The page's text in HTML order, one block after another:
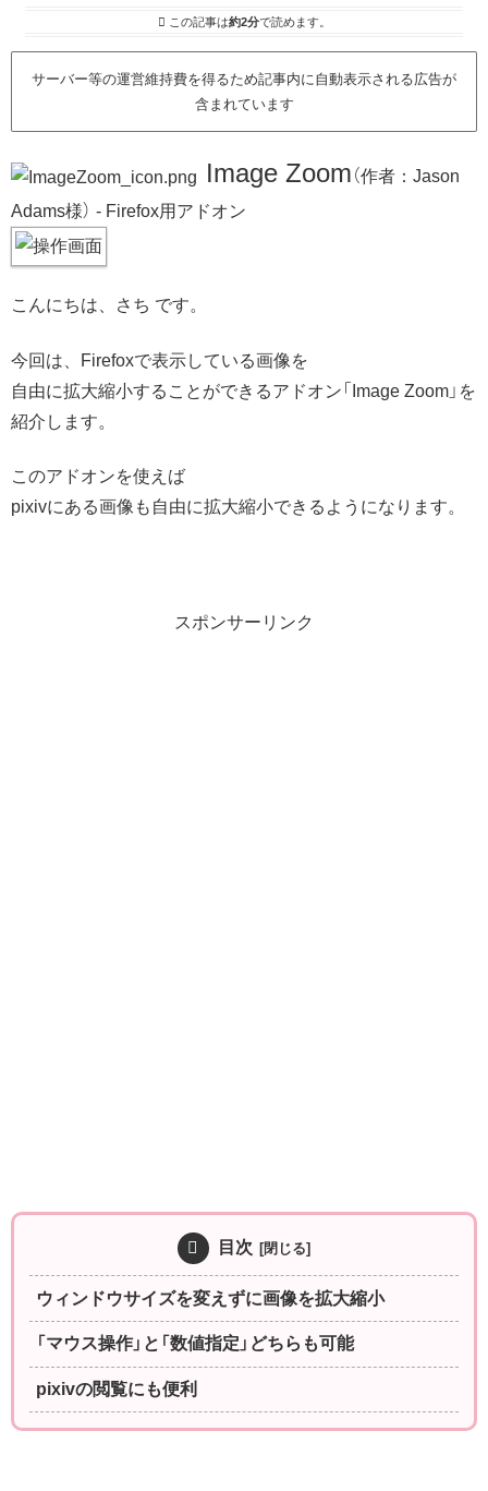
この記事は約2分で読めます。
サーバー等の運営維持費を得るため記事内に自動表示される広告が
含まれています
Image Zoom （作者：Jason
Adams様） - Firefox用アドオン
こんにちは、さち です。
今回は、Firefoxで表示している画像を
自由に拡大縮小することができるアドオン「Image Zoom」を
紹介します。
このアドオンを使えば
pixivにある画像も自由に拡大縮小できるようになります。
スポンサーリンク
目次
ウィンドウサイズを変えずに画像を拡大縮小
「マウス操作」と「数値指定」どちらも可能
pixivの閲覧にも便利